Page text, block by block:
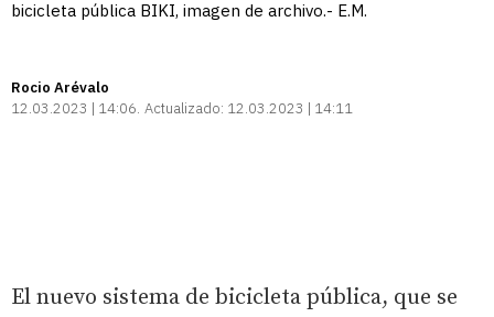
bicicleta pública BIKI, imagen de archivo.- E.M.
Rocio Arévalo
12.03.2023 | 14:06 Actualizado: 12.03.2023 | 14:11
El nuevo sistema de bicicleta pública, que se